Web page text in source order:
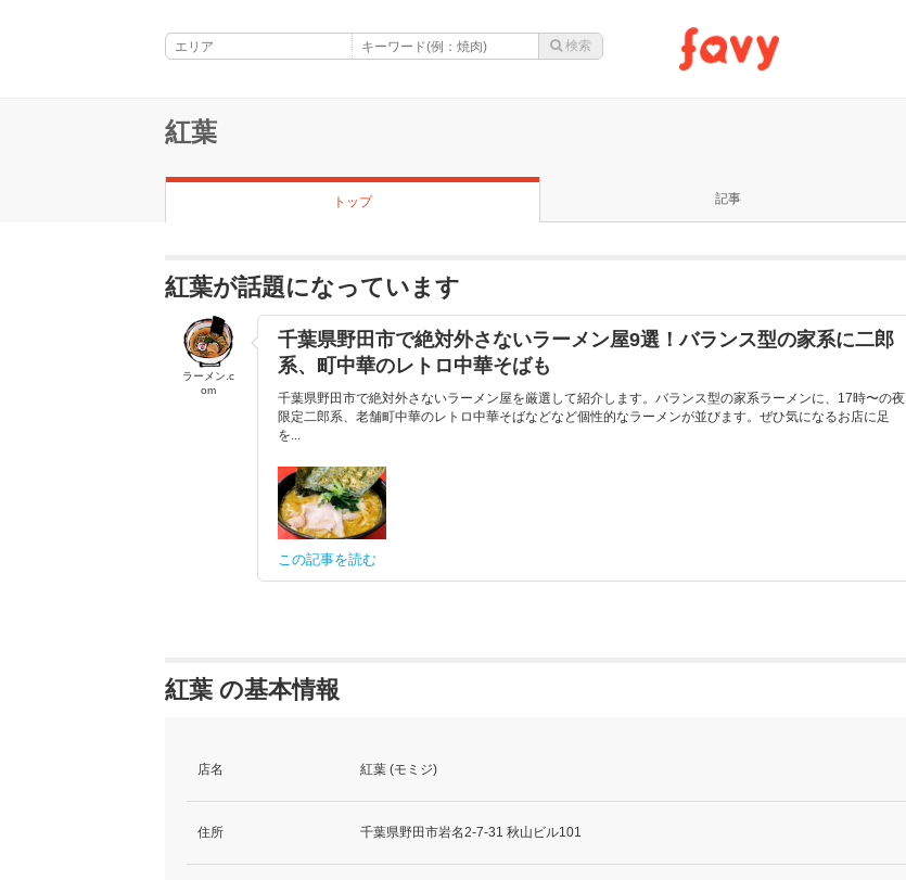
紅葉
トップ 記事
紅葉が話題になっています
ラーメン.c
om
千葉県野田市で絶対外さないラーメン屋9選！バランス型の家系に二郎
系、町中華のレトロ中華そばも
千葉県野田市で絶対外さないラーメン屋を厳選して紹介します。バランス型の家系ラーメンに、17時〜の夜
限定二郎系、老舗町中華のレトロ中華そばなどなど個性的なラーメンが並びます。ぜひ気になるお店に足
を...
この記事を読む
紅葉 の基本情報
店名 紅葉 (モミジ)
住所 千葉県野田市岩名2-7-31 秋山ビル101